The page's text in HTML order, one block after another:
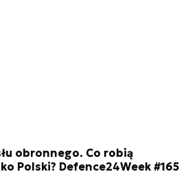
obronnego. Co robią
Polski? Defence24Week #165